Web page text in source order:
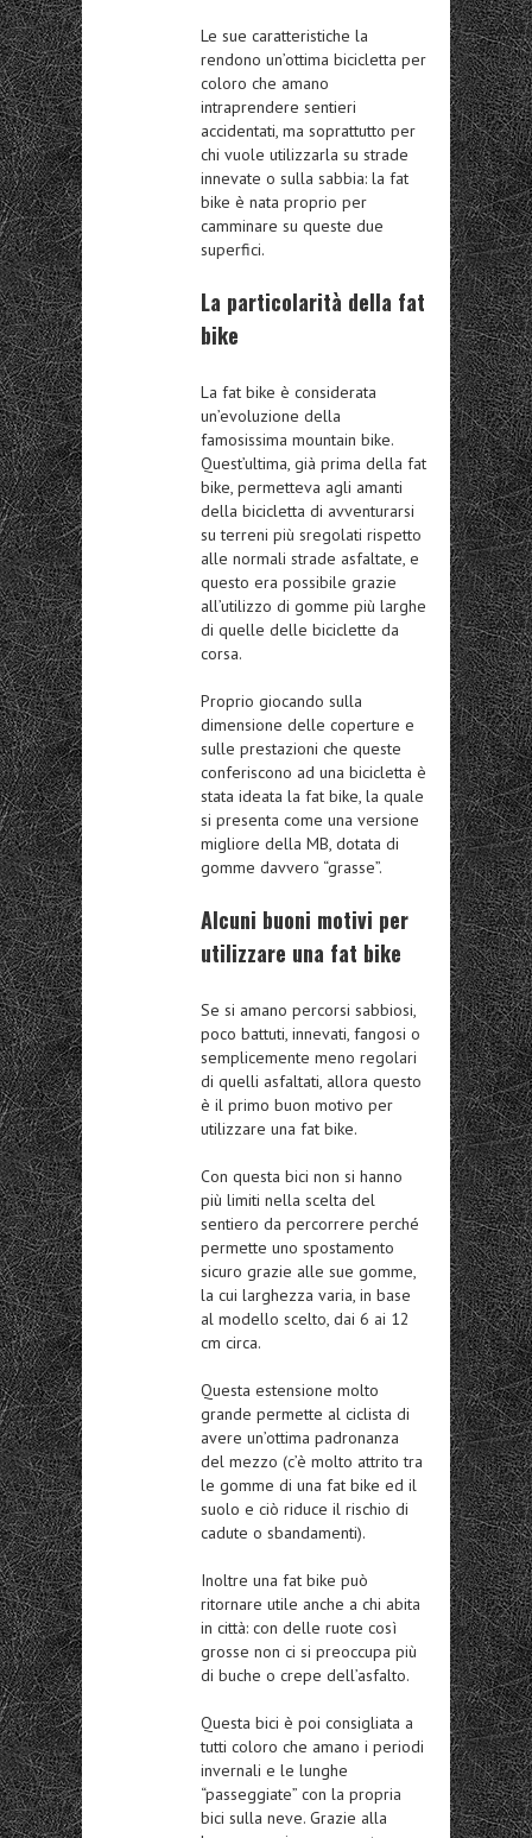
Le sue caratteristiche la
rendono un’ottima bicicletta per
coloro che amano
intraprendere sentieri
accidentati, ma soprattutto per
chi vuole utilizzarla su strade
innevate o sulla sabbia: la fat
bike è nata proprio per
camminare su queste due
superfici.
La particolarità della fat
bike
La fat bike è considerata
un’evoluzione della
famosissima mountain bike.
Quest’ultima, già prima della fat
bike, permetteva agli amanti
della bicicletta di avventurarsi
su terreni più sregolati rispetto
alle normali strade asfaltate, e
questo era possibile grazie
all’utilizzo di gomme più larghe
di quelle delle biciclette da
corsa.
Proprio giocando sulla
dimensione delle coperture e
sulle prestazioni che queste
conferiscono ad una bicicletta è
stata ideata la fat bike, la quale
si presenta come una versione
migliore della MB, dotata di
gomme davvero “grasse”.
Alcuni buoni motivi per
utilizzare una fat bike
Se si amano percorsi sabbiosi,
poco battuti, innevati, fangosi o
semplicemente meno regolari
di quelli asfaltati, allora questo
è il primo buon motivo per
utilizzare una fat bike.
Con questa bici non si hanno
più limiti nella scelta del
sentiero da percorrere perché
permette uno spostamento
sicuro grazie alle sue gomme,
la cui larghezza varia, in base
al modello scelto, dai 6 ai 12
cm circa.
Questa estensione molto
grande permette al ciclista di
avere un’ottima padronanza
del mezzo (c’è molto attrito tra
le gomme di una fat bike ed il
suolo e ciò riduce il rischio di
cadute o sbandamenti).
Inoltre una fat bike può
ritornare utile anche a chi abita
in città: con delle ruote così
grosse non ci si preoccupa più
di buche o crepe dell’asfalto.
Questa bici è poi consigliata a
tutti coloro che amano i periodi
invernali e le lunghe
“passeggiate” con la propria
bici sulla neve. Grazie alla